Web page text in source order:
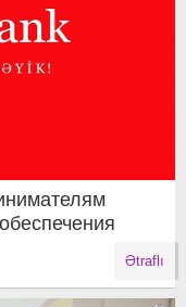
Ətraflı